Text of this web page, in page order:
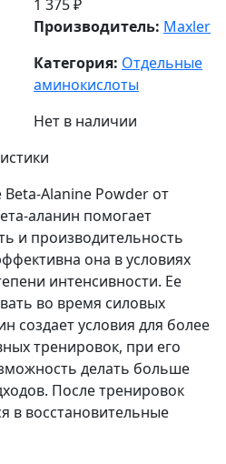
1 375 ₽
Производитель: Maxler
Категория: Отдельные
аминокислоты
Нет в наличии
Alanine Powder от
аланин помогает
и производительность
она в условиях
интенсивности. Ее
во время силовых
создает условия для более
тренировок, при его
делать больше
После тренировок
в восстановительные